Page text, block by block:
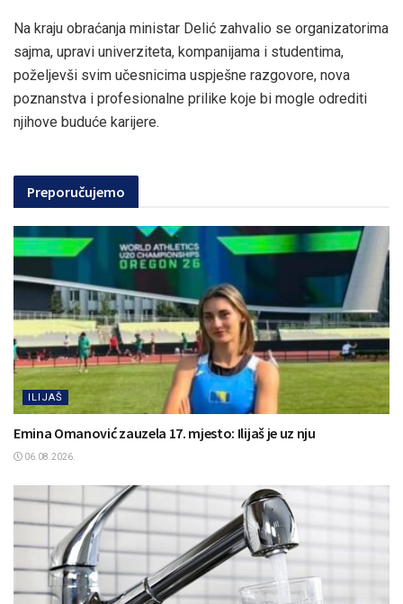
Na kraju obraćanja ministar Delić zahvalio se organizatorima
sajma, upravi univerziteta, kompanijama i studentima,
poželjevši svim učesnicima uspješne razgovore, nova
poznanstva i profesionalne prilike koje bi mogle odrediti
njihove buduće karijere.
Preporučujemo
ILIJAŠ
Emina Omanović zauzela 17. mjesto: Ilijaš je uz nju
06.08.2026.